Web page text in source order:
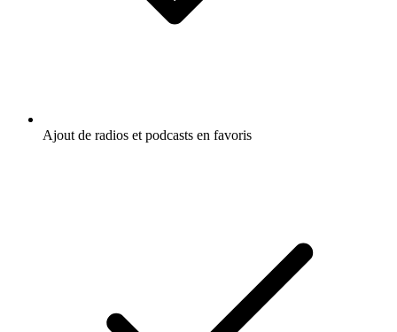
Ajout de radios et podcasts en favoris